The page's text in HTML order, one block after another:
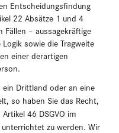
Entscheidungsfindung
22 Absätze 1 und 4
Fällen – aussagekräftige
sowie die Tragweite
einer derartigen
ein Drittland oder an eine
so haben Sie das Recht,
46 DSGVO im
zu werden. Wir